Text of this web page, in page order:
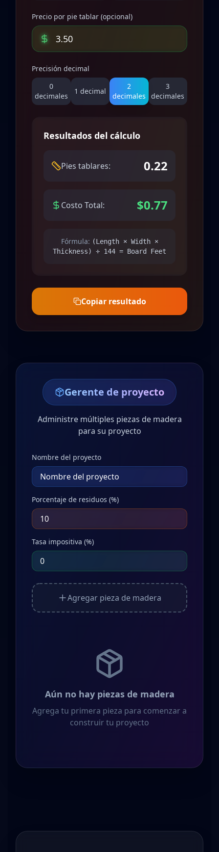
Precio por pie tablar (opcional)
Precisión decimal
0
decimales
1 decimal
2
decimales
3
decimales
Resultados del cálculo
Pies tablares: 0.22
Costo Total: $0.77
Fórmula: (Length × Width ×
Thickness) ÷ 144 = Board Feet
Copiar resultado
Gerente de proyecto
Administre múltiples piezas de madera
para su proyecto
Nombre del proyecto
Porcentaje de residuos (%)
Tasa impositiva (%)
Agregar pieza de madera
Aún no hay piezas de madera
Agrega tu primera pieza para comenzar a
construir tu proyecto